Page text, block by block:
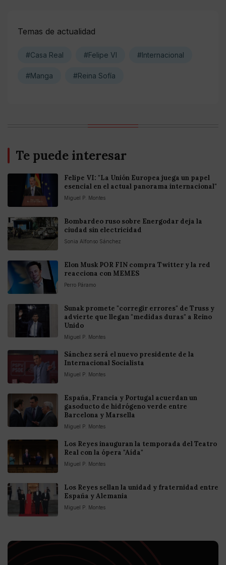
Temas de actualidad
#Casa Real #Felipe VI #Internacional
#Manga #Reina Sofía
Te puede interesar
Felipe VI: "La Unión Europea juega un papel
esencial en el actual panorama internacional"
Miguel P. Montes
Bombardeo ruso sobre Energodar deja la
ciudad sin electricidad
Sonia Alfonso Sánchez
Elon Musk POR FIN compra Twitter y la red
reacciona con MEMES
Perro Páramo
Sunak promete "corregir errores" de Truss y
advierte que llegan "medidas duras" a Reino
Unido
Miguel P. Montes
Sánchez será el nuevo presidente de la
Internacional Socialista
Miguel P. Montes
España, Francia y Portugal acuerdan un
gasoducto de hidrógeno verde entre
Barcelona y Marsella
Miguel P. Montes
Los Reyes inauguran la temporada del Teatro
Real con la ópera "Aída"
Miguel P. Montes
Los Reyes sellan la unidad y fraternidad entre
España y Alemania
Miguel P. Montes